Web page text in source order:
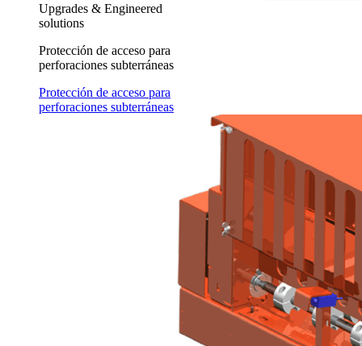
Upgrades & Engineered
solutions
Protección de acceso para
perforaciones subterráneas
Protección de acceso para
perforaciones subterráneas